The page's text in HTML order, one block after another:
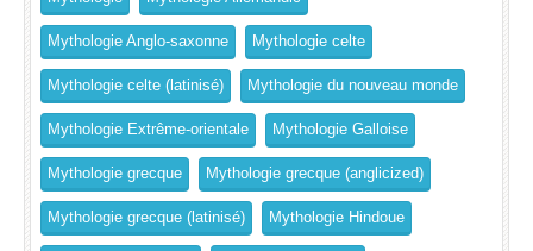
Mythologie Anglo-saxonne Mythologie celte
Mythologie celte (latinisé) Mythologie du nouveau monde
Mythologie Extrême-orientale Mythologie Galloise
Mythologie grecque Mythologie grecque (anglicized)
Mythologie grecque (latinisé) Mythologie Hindoue